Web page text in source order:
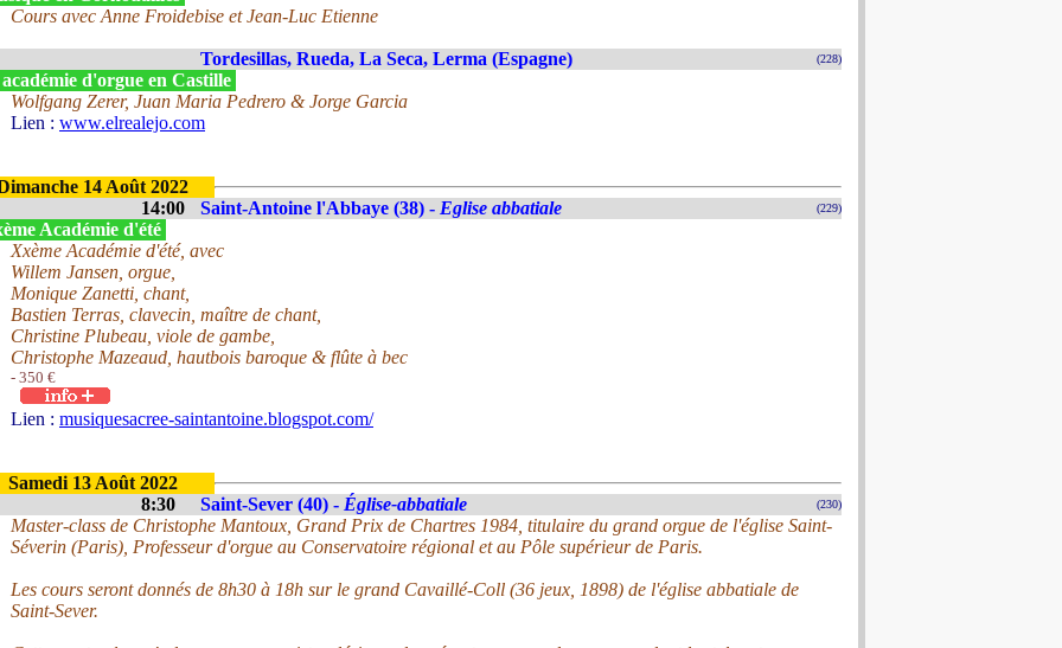
Cours avec Anne Froidebise et Jean-Luc Etienne
Tordesillas, Rueda, La Seca, Lerma (Espagne) (228)
d'orgue en Castille
Wolfgang Zerer, Juan Maria Pedrero & Jorge Garcia
Lien : www.elrealejo.com
14 Août 2022
14:00
Saint-Antoine l'Abbaye (38) - Eglise abbatiale (229)
Académie d'été
Xxème Académie d'été, avec
Willem Jansen, orgue,
Monique Zanetti, chant,
Bastien Terras, clavecin, maître de chant,
Christine Plubeau, viole de gambe,
Christophe Mazeaud, hautbois baroque & flûte à bec
- 350 €
Lien : musiquesacree-saintantoine.blogspot.com/
Samedi 13 Août 2022
8:30
Saint-Sever (40) - Église-abbatiale (230)
Master-class de Christophe Mantoux, Grand Prix de Chartres 1984, titulaire du grand orgue de l'église Saint-
Séverin (Paris), Professeur d'orgue au Conservatoire régional et au Pôle supérieur de Paris.
Les cours seront donnés de 8h30 à 18h sur le grand Cavaillé-Coll (36 jeux, 1898) de l'église abbatiale de
Saint-Sever.